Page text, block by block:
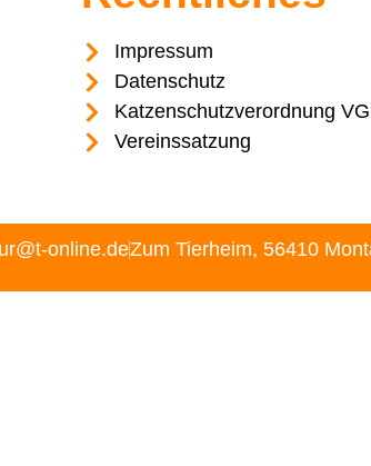
Impressum
Datenschutz
Katzenschutzverordnung
Vereinssatzung
online.deZum Tierheim, 56410